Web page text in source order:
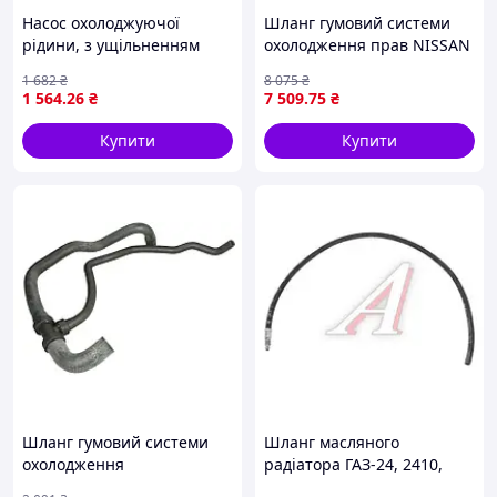
Насос охолоджуючої
рідини, з ущільненням
IBIZA III, IBIZA IV, IBIZA IV
SC, TOLEDO IV, SKODA
FABIA II,
1 564.26 ₴
1 682₴
Купити
Шланг гумовий системи
охолодження прав NISSAN
RENAULT MASTER III 2.3D
02.10- OE RENAULT 14 46
055 93R
7 509.75 ₴
8 075₴
Купити
Шланг гумовий системи
охолодження
Шланг масляного
радіатора ГАЗ-24, 2410,